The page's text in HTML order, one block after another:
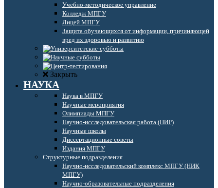
Учебно-методическое управление
Колледж МПГУ
Лицей МПГУ
Защита обучающихся от информации, причиняющей
вред их здоровью и развитию
Закрыть
НАУКА
Наука в МПГУ
Научные мероприятия
Олимпиады МПГУ
Научно-исследовательская работа (НИР)
Научные школы
Диссертационные советы
Издания МПГУ
Структурные подразделения
Научно-исследовательский комплекс МПГУ (НИК
МПГУ)
Научно-образовательные подразделения